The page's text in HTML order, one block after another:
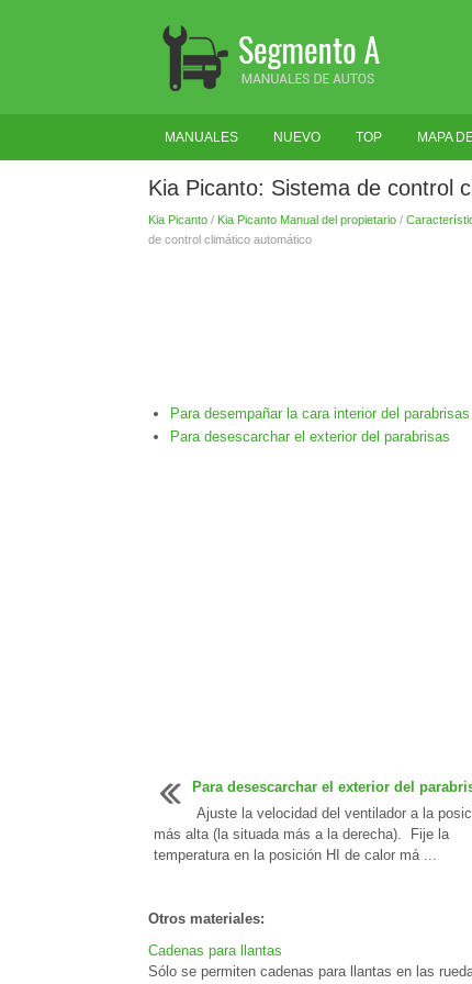
MANUALES NUEVO TOP MAPA
Kia Picanto: Sistema de control
Kia Picanto/ Kia Picanto Manual del propietario/
de control climático automático
Para desempañar la cara interior del parabrisas
Para desescarchar el exterior del parabrisas
Para desescarchar el exterior del
Ajuste la velocidad del ventilador a la
más alta (la situada más a la derecha). Fije la
temperatura en la posición HI de calor má ...
Otros materiales:
Cadenas para llantas
Sólo se permiten cadenas para llantas en las